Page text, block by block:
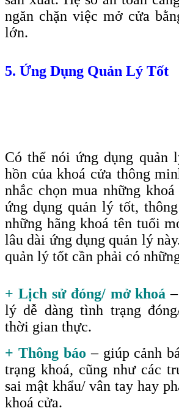
ngăn chặn việc mở cửa
lớn.
5. Ứng Dụng Quản Lý Tốt
Có thể nói ứng dụng quản
hồn của khoá cửa thông
nhắc chọn mua những
ứng dụng quản lý tốt,
những hãng khoá tên tuổi
lâu dài ứng dụng quản lý
quản lý tốt cần phải có
+ Lịch sử đóng/ mở khoá
lý dễ dàng tình trạng
thời gian thực.
+ Thông báo – giúp cảnh
trạng khoá, cũng như các
sai mật khẩu/ vân tay hay
khoá cửa.